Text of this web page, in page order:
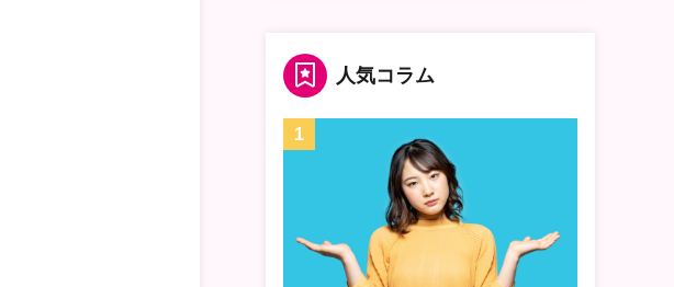
人気コラム